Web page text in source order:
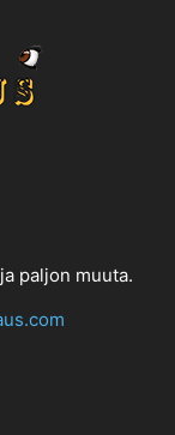
paljon muuta.